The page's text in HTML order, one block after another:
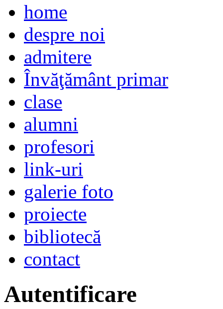
home
despre noi
admitere
Învăţământ primar
clase
alumni
profesori
link-uri
galerie foto
proiecte
bibliotecă
contact
Autentificare